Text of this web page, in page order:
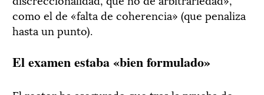
como el de «falta de coherencia» (que penaliza
hasta un punto).
El examen estaba «bien formulado»